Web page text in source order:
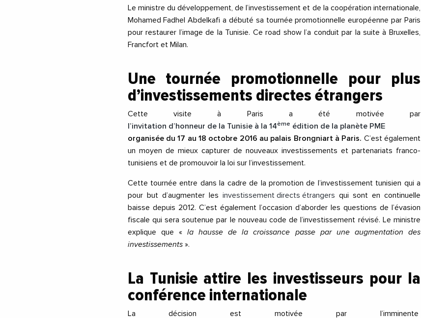
Le ministre du développement, de l’investissement et de la coopération internationale,
Mohamed Fadhel Abdelkafi a débuté sa tournée promotionnelle européenne par Paris
pour restaurer l’image de la Tunisie. Ce road show l’a conduit par la suite à Bruxelles,
Francfort et Milan.
Une tournée promotionnelle pour plus
d’investissements directes étrangers
Cette visite à Paris a été motivée par
l’invitation d’honneur de la Tunisie à la 14ème édition de la planète PME
organisée du 17 au 18 octobre 2016 au palais Brongniart à Paris. C’est également
un moyen de mieux capturer de nouveaux investissements et partenariats franco-
tunisiens et de promouvoir la loi sur l’investissement.
Cette tournée entre dans la cadre de la promotion de l’investissement tunisien qui a
pour but d’augmenter les investissement directs étrangers qui sont en continuelle
baisse depuis 2012. C’est également l’occasion d’aborder les questions de l’évasion
fiscale qui sera soutenue par le nouveau code de l’investissement révisé. Le ministre
explique que «la hausse de la croissance passe par une augmentation des
investissements».
La Tunisie attire les investisseurs pour la
conférence internationale
La décision est motivée par l’imminente